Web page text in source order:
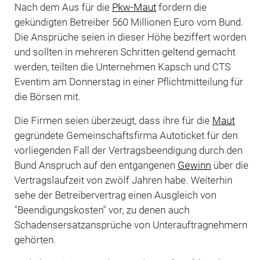
Nach dem Aus für die Pkw-Mautfordern die
gekündigten Betreiber 560 Millionen Euro vom Bund.
Die Ansprüche seien in dieser Höhe beziffert worden
und sollten in mehreren Schritten geltend gemacht
werden, teilten die Unternehmen Kapsch und CTS
Eventim am Donnerstag in einer Pflichtmitteilung für
die Börsen mit.
Die Firmen seien überzeugt, dass ihre für die Maut
gegründete Gemeinschaftsfirma Autoticket für den
vorliegenden Fall der Vertragsbeendigung durch den
Bund Anspruch auf den entgangenen Gewinn über die
Vertragslaufzeit von zwölf Jahren habe. Weiterhin
sehe der Betreibervertrag einen Ausgleich von
"Beendigungskosten" vor, zu denen auch
Schadensersatzansprüche von Unterauftragnehmern
gehörten.